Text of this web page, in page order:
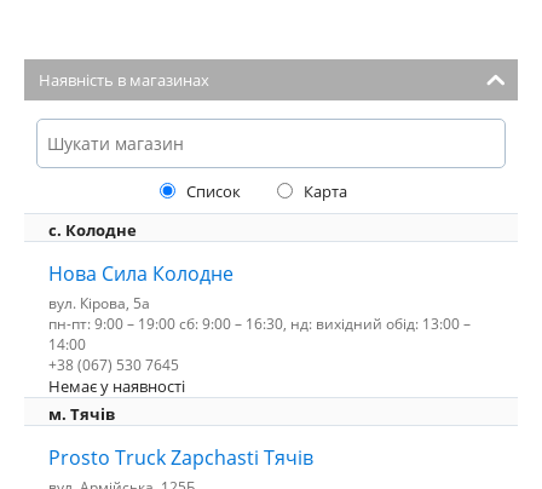
Наявність в магазинах
Список
Карта
с. Колодне
Нова Сила Колодне
вул. Кірова, 5а
пн-пт: 9:00 – 19:00 сб: 9:00 – 16:30, нд: вихідний обід: 13:00 –
14:00
+38 (067) 530 7645
Немає у наявності
м. Тячів
Prosto Truck Zapchasti Тячів